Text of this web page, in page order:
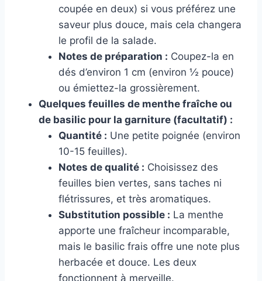
coupée en deux) si vous préférez une
saveur plus douce, mais cela changera
le profil de la salade.
Notes de préparation : Coupez-la en
dés d’environ 1 cm (environ ½ pouce)
ou émiettez-la grossièrement.
Quelques feuilles de menthe fraîche ou
de basilic pour la garniture (facultatif) :
Quantité : Une petite poignée (environ
10-15 feuilles).
Notes de qualité : Choisissez des
feuilles bien vertes, sans taches ni
flétrissures, et très aromatiques.
Substitution possible : La menthe
apporte une fraîcheur incomparable,
mais le basilic frais offre une note plus
herbacée et douce. Les deux
fonctionnent à merveille.